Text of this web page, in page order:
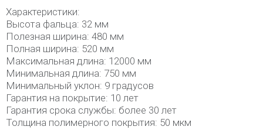
Характеристики:
Высота фальца: 32 мм
Полезная ширина: 480 мм
Полная ширина: 520 мм
Максимальная длина: 12000 мм
Минимальная длина: 750 мм
Минимальный уклон: 9 градусов
Гарантия на покрытие: 10 лет
Гарантия срока службы: более 30 лет
Толщина полимерного покрытия: 50 мкм